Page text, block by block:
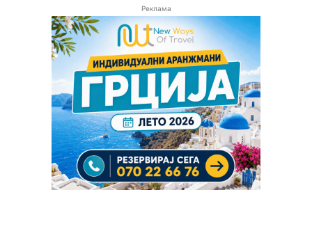
Реклама